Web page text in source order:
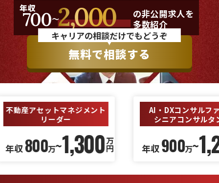
年収
700~2,000
の非公開求人を
多数紹介
キャリアの相談だけでもどうぞ
無料で相談する
AI・DXコンサルファーム
シニアコンサルタント
年収900 万~1,200
事業開発特化
マネージ
年収 1,500万